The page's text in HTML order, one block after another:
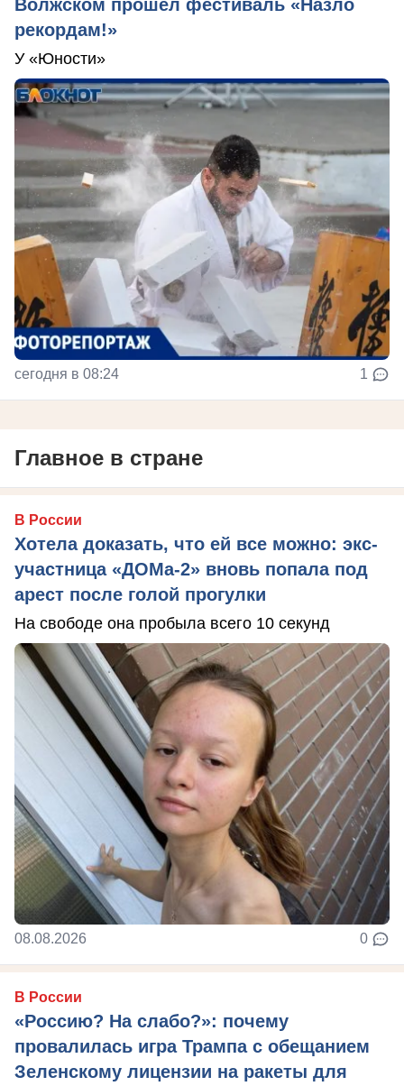
Волжском прошел фестиваль «Назло
рекордам!»
У «Юности»
сегодня в 08:24 1
Главное в стране
В России
Хотела доказать, что ей все можно: экс-
участница «ДОМа-2» вновь попала под
арест после голой прогулки
На свободе она пробыла всего 10 секунд
08.08.2026 0
В России
«Россию? На слабо?»: почему
провалилась игра Трампа с обещанием
Зеленскому лицензии на ракеты для